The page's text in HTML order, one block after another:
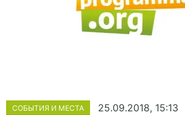
СОБЫТИЯ И МЕСТА 25.09.2018, 15:13